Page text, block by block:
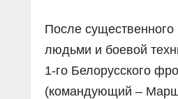
После существенного
людьми и боевой
1-го Белорусского
(командующий –